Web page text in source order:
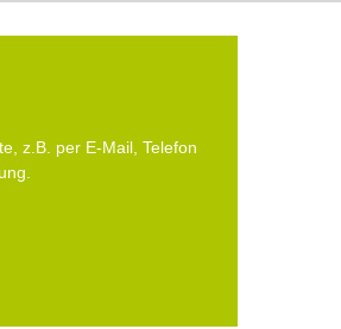
z.B. per E-Mail, Telefon